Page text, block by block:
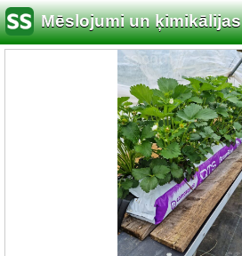
Mēslojumi un ķimikālijas